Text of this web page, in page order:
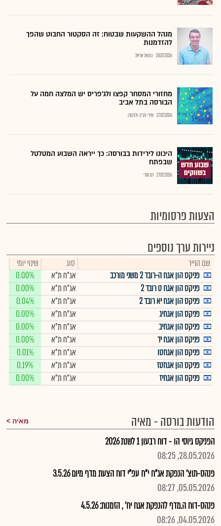
מנהל ההשקעות שבטוח: זה הסקטור החבוט שהפך
להזדמנות
28.07.2026 נתנאל אריאל
מחזורי המסחר קפצו ולג'פריס יש המלצה חמה על
הבורסה בתל אביב
27.07.2026 שירי חביב-ולדהורן
היכונו לירידות בבורסה: כך ייראה השבוע המטלטל
שבפתח
27.07.2026 רם מורי
הצעות פרסומיות
ניירות ערך נוספים
שם הנייר סוג
שינוי יומי
פניקס הון אגח ה-רובד 2 משני מורכב
אג"ח ת"א
0.00%
פניקס הון אגח ט רובד 2
אג"ח ת"א
0.00%
פניקס הון אגח יא רובד 2
אג"ח ת"א
0.04%
פניקס הון אגחיג
אג"ח ת"א
0.00%
פניקס הון אגחיב
אג"ח ת"א
0.00%
פניקס הון אגח יד
אג"ח ת"א
0.00%
פניקס הון אגחטו
אג"ח ת"א
0.01%
פניקס הון אגחטז
אג"ח ת"א
0.19%
פניקס הון אגחיז
אג"ח ת"א 0.00%
הודעות בורסה - מאיה מאיה
הפניקס גיוסי הו - דוח רבעון 1 לשנת 2026
28.05.2026, 08:25
פנהס-תוצ' הנפקת אג"ח י"ח עפ"י דוח הצעת מדף מיום 3.5.26
05.05.2026, 08:27
פנהס-דוח ה.מדף להנפקת אגח יח' , הזמנות: 4.5.26
04.05.2026, 08:26